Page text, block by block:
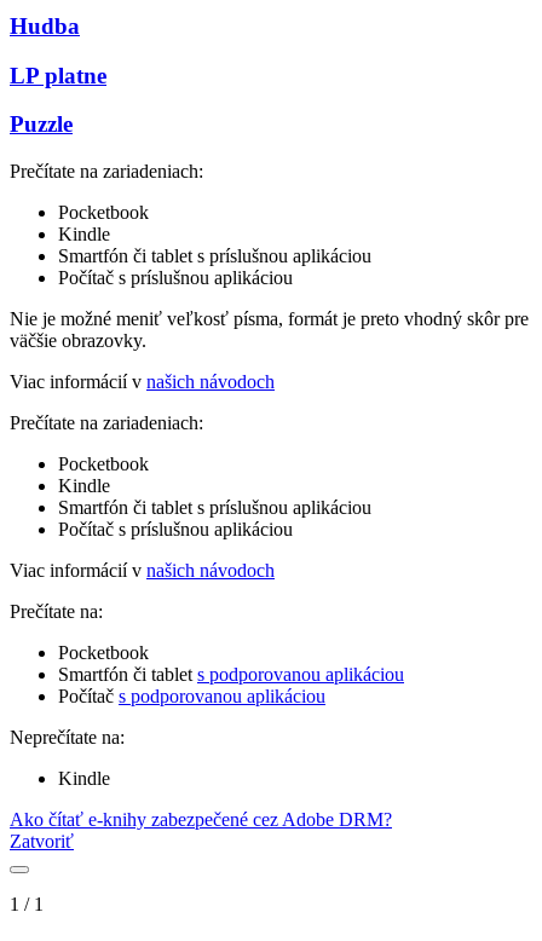
Hudba
LP platne
Puzzle
Prečítate na zariadeniach:
Pocketbook
Kindle
Smartfón či tablet s príslušnou aplikáciou
Počítač s príslušnou aplikáciou
Nie je možné meniť veľkosť písma, formát je preto vhodný skôr pre
väčšie obrazovky.
Viac informácií v našich návodoch
Prečítate na zariadeniach:
Pocketbook
Kindle
Smartfón či tablet s príslušnou aplikáciou
Počítač s príslušnou aplikáciou
Viac informácií v našich návodoch
Prečítate na:
Pocketbook
Smartfón či tablet s podporovanou aplikáciou
Počítač s podporovanou aplikáciou
Neprečítate na:
Kindle
Ako čítať e-knihy zabezpečené cez Adobe DRM?
Zatvoriť
1 / 1